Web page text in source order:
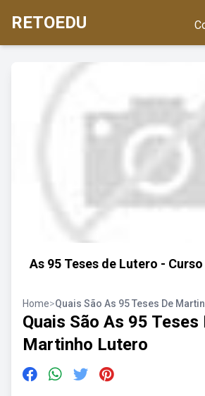
RETOEDU
As 95 Teses de Lutero -
Home>Quais São As 95 Teses De
Quais São As 95 Teses
Martinho Lutero